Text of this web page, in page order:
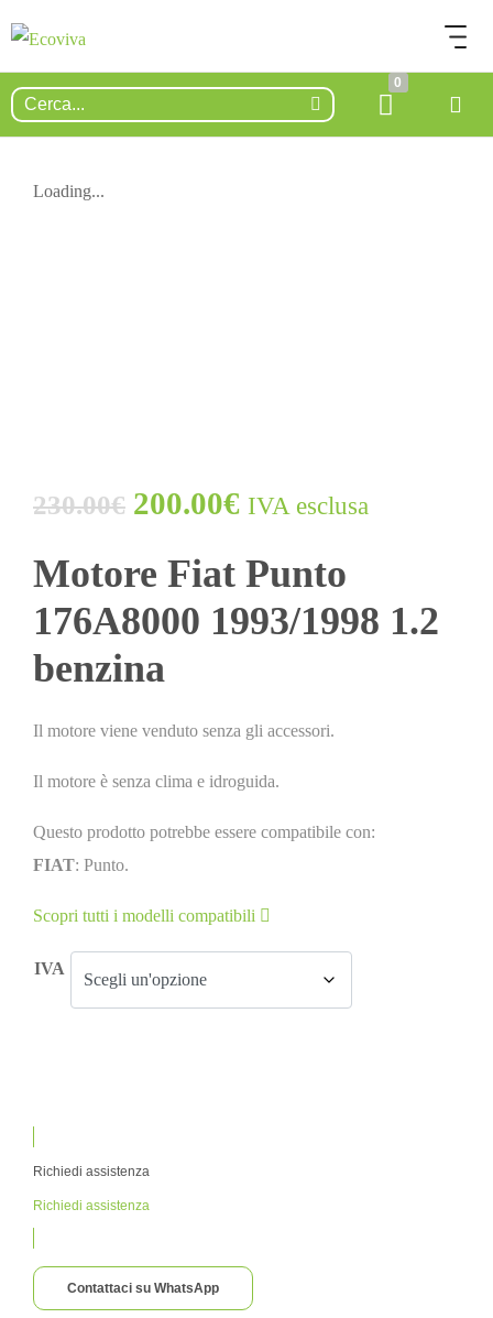
0
Loading...
230.00€ 200.00€ IVA esclusa
Motore Fiat Punto
176A8000 1993/1998 1.2
benzina
Il motore viene venduto senza gli accessori.
Il motore è senza clima e idroguida.
Questo prodotto potrebbe essere compatibile con:
FIAT: Punto.
Scopri tutti i modelli compatibili
IVA
Richiedi assistenza
Richiedi assistenza
Contattaci su WhatsApp